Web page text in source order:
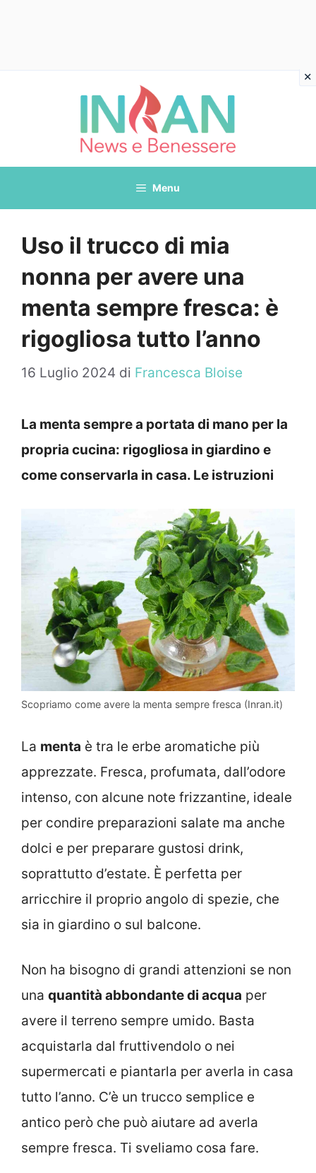
Menu
Uso il trucco di mia
nonna per avere una
menta sempre fresca: è
rigogliosa tutto l’anno
16 Luglio 2024 di Francesca Bloise
La menta sempre a portata di mano per la
propria cucina: rigogliosa in giardino e
come conservarla in casa. Le istruzioni
Scopriamo come avere la menta sempre fresca (Inran.it)
La menta è tra le erbe aromatiche più
apprezzate. Fresca, profumata, dall’odore
intenso, con alcune note frizzantine, ideale
per condire preparazioni salate ma anche
dolci e per preparare gustosi drink,
soprattutto d’estate. È perfetta per
arricchire il proprio angolo di spezie, che
sia in giardino o sul balcone.
Non ha bisogno di grandi attenzioni se non
una quantità abbondante di acqua per
avere il terreno sempre umido. Basta
acquistarla dal fruttivendolo o nei
supermercati e piantarla per averla in casa
tutto l’anno. C’è un trucco semplice e
antico però che può aiutare ad averla
sempre fresca. Ti sveliamo cosa fare.